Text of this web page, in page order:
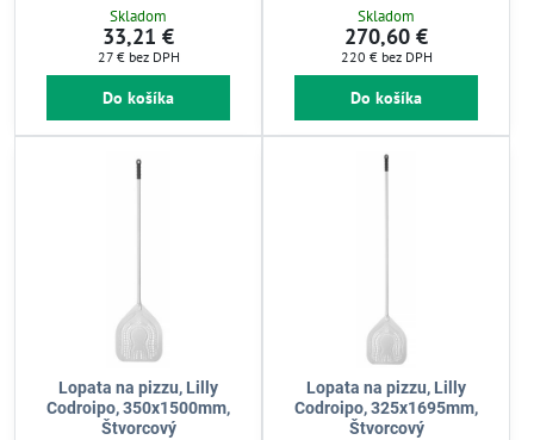
Skladom
33,21 €
27 € bez DPH
Do košíka
Skladom
270,60 €
220 € bez DPH
Do košíka
Lopata na pizzu, Lilly
Codroipo, 350x1500mm,
Štvorcový
Lopata na pizzu, Lilly
Codroipo, 325x1695mm,
Štvorcový